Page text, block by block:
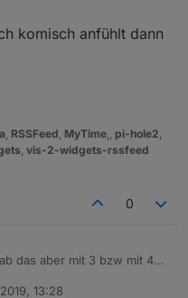
komisch anfühlt dann
RSSFeed MyTime pi-hole2
vis-2-widgets-rssfeed
0
das aber mit 3 bzw mit 4
von Anfang an da.
13:28